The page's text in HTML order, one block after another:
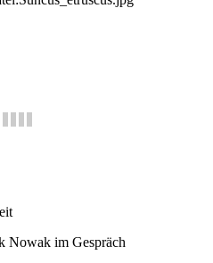
Nowak im Gespräch